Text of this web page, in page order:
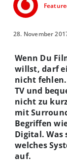
28. November
Wenn Du
willst, darf
nicht fehlen.
TV und
nicht zu
mit
Begriffen
Digital.
welches
auf.